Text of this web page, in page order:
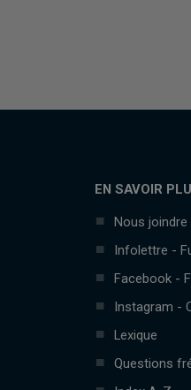
EN SAVOIR
Nous joindre
Infolettre -
Facebook -
Instagram -
Lexique
Questions